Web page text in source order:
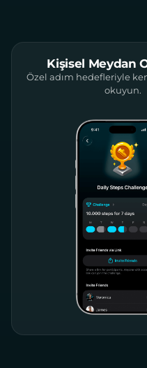
Kişisel Meydan
Özel adım hedefleriyle
okuyun.